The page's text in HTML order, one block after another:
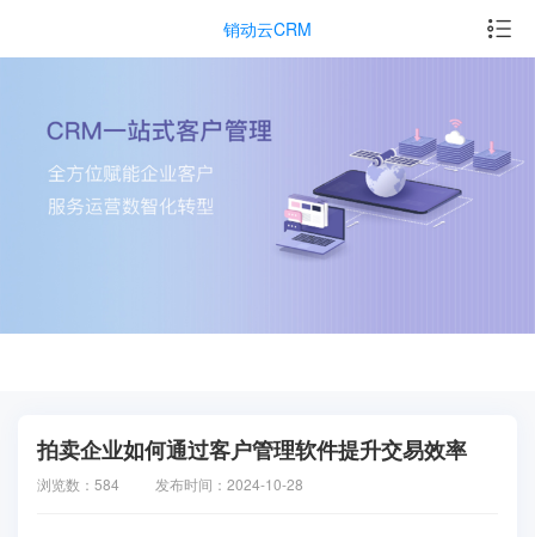
销动云CRM
拍卖企业如何通过客户管理软件提升交易效率
浏览数：584 发布时间：2024-10-28